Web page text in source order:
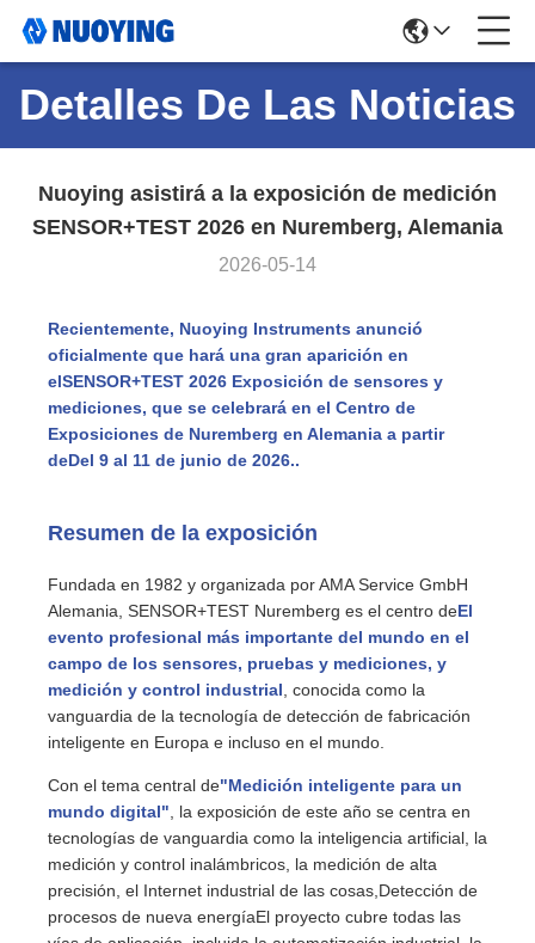
Detalles De Las Noticias
Nuoying asistirá a la exposición de medición
SENSOR+TEST 2026 en Nuremberg, Alemania
2026-05-14
Recientemente, Nuoying Instruments anunció
oficialmente que hará una gran aparición en
elSENSOR+TEST 2026 Exposición de sensores y
mediciones, que se celebrará en el Centro de
Exposiciones de Nuremberg en Alemania a partir
deDel 9 al 11 de junio de 2026..
Resumen de la exposición
Fundada en 1982 y organizada por AMA Service GmbH
Alemania, SENSOR+TEST Nuremberg es el centro deEl
evento profesional más importante del mundo en el
campo de los sensores, pruebas y mediciones, y
medición y control industrial , conocida como la
vanguardia de la tecnología de detección de fabricación
inteligente en Europa e incluso en el mundo.
Con el tema central de"Medición inteligente para un
mundo digital" , la exposición de este año se centra en
tecnologías de vanguardia como la inteligencia artificial, la
medición y control inalámbricos, la medición de alta
precisión, el Internet industrial de las cosas,Detección de
procesos de nueva energíaEl proyecto cubre todas las